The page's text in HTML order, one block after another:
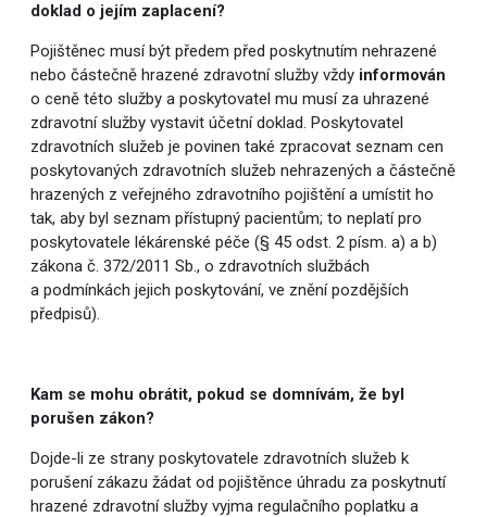
doklad o jejím zaplacení?
Pojištěnec musí být předem před poskytnutím nehrazené
nebo částečně hrazené zdravotní služby vždy informován
o ceně této služby a poskytovatel mu musí za uhrazené
zdravotní služby vystavit účetní doklad. Poskytovatel
zdravotních služeb je povinen také zpracovat seznam cen
poskytovaných zdravotních služeb nehrazených a částečně
hrazených z veřejného zdravotního pojištění a umístit ho
tak, aby byl seznam přístupný pacientům; to neplatí pro
poskytovatele lékárenské péče (§ 45 odst. 2 písm. a) a b)
zákona č. 372/2011 Sb., o zdravotních službách
a podmínkách jejich poskytování, ve znění pozdějších
předpisů).
Kam se mohu obrátit, pokud se domnívám, že byl
porušen zákon?
Dojde-li ze strany poskytovatele zdravotních služeb k
porušení zákazu žádat od pojištěnce úhradu za poskytnutí
hrazené zdravotní služby vyjma regulačního poplatku a